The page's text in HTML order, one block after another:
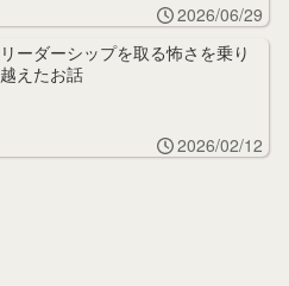
2026/06/29
リーダーシップを取る怖さを乗り
越えたお話
2026/02/12